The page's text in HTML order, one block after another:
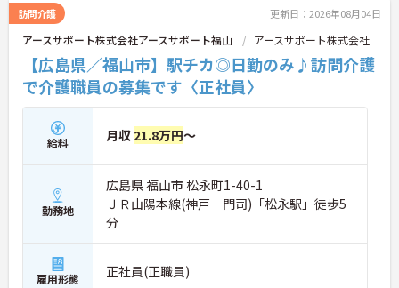
とても明るく関係性の良い事業所です。ワークライ
フバランスを重視しているためお休みが取りやす
く、仕事だけでなくプライベートも大切にできる環
境です。また充実した福利厚生なども魅力♪安定し
た待遇の中で、モチベーション高くお仕事に取り組
めます。
訪問介護 更新日：2026年08月04日
アースサポート株式会社アースサポート福山 アースサポート株式会社
【広島県／福山市】駅チカ◎日勤のみ♪訪問介護
で介護職員の募集です〈正社員〉
給料 月収 21.8万円～
勤務地
広島県 福山市 松永町1-40-1
ＪＲ山陽本線(神戸－門司)「松永駅」徒歩5
分
雇用形態 正社員(正職員)